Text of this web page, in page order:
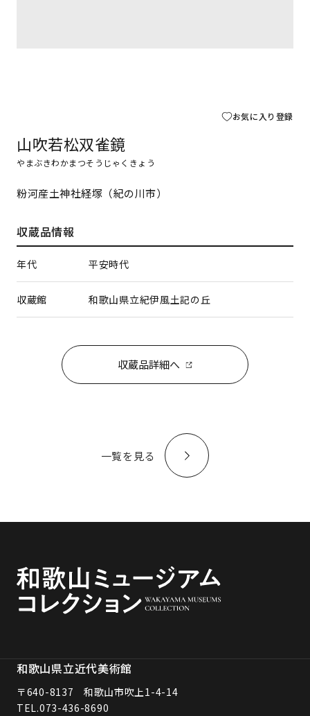
お気に入り登録
山吹若松双雀鏡
やまぶきわかまつそうじゃくきょう
粉河産土神社経塚（紀の川市）
収蔵品情報
年代 平安時代
収蔵館 和歌山県立紀伊風土記の丘
収蔵品詳細へ
一覧を見る
和歌山県立近代美術館
〒640-8137 和歌山市吹上1-4-14
TEL.073-436-8690